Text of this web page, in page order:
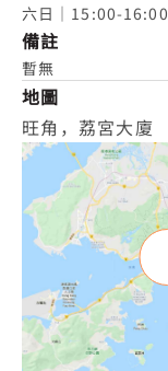
六日｜15:00-16:00
備註
暫無
地圖
旺角，荔宮大廈